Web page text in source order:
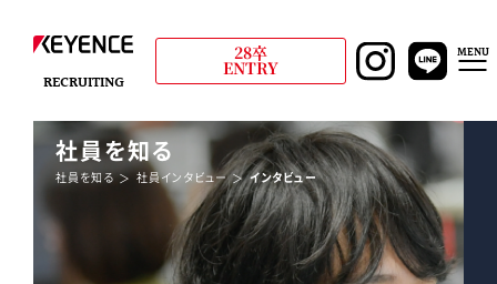
RECRUITING
28卒
ENTRY
MENU
社員を知る
社員を知る 社員インタビュー インタビュー